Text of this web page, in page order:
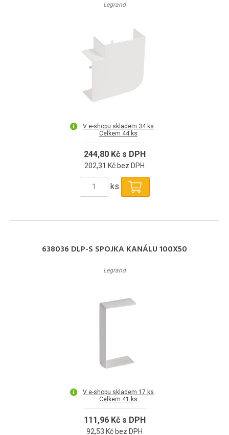
Legrand
V e-shopu skladem 34 ks
Celkem 44 ks
244,80 Kč s DPH
202,31 Kč bez DPH
ks
638036 DLP-S SPOJKA KANÁLU 100X50
Legrand
V e-shopu skladem 17 ks
Celkem 41 ks
111,96 Kč s DPH
92,53 Kč bez DPH